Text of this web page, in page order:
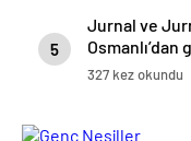
5
Jurnal ve
Osmanlı’dan
ihbarcılık
327 kez okundu